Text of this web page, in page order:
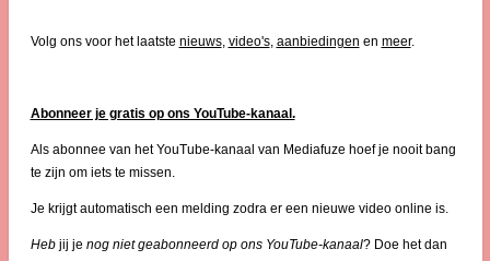
Volg ons voor het laatste nieuws, video's, aanbiedingen en meer.
Abonneer je gratis op ons YouTube-kanaal.
Als abonnee van het YouTube-kanaal van Mediafuze hoef je nooit bang
te zijn om iets te missen.
Je krijgt automatisch een melding zodra er een nieuwe video online is.
Hebjij je nog niet geabonneerd op ons YouTube-kanaal? Doe het dan